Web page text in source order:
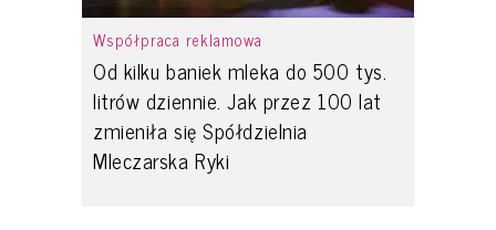
Współpraca reklamowa
Od kilku baniek mleka do 500 tys.
litrów dziennie. Jak przez 100 lat
zmieniła się Spółdzielnia
Mleczarska Ryki